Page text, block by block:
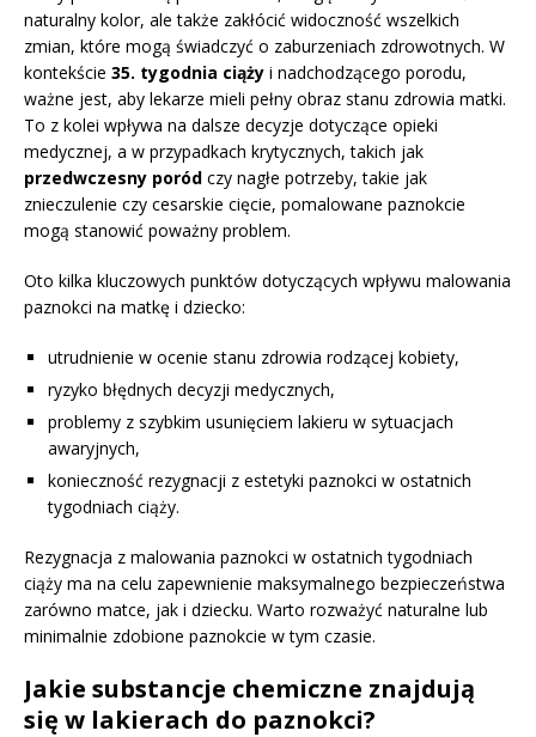
naturalny kolor, ale także zakłócić widoczność wszelkich
zmian, które mogą świadczyć o zaburzeniach zdrowotnych. W
kontekście 35. tygodnia ciąży i nadchodzącego porodu,
ważne jest, aby lekarze mieli pełny obraz stanu zdrowia matki.
To z kolei wpływa na dalsze decyzje dotyczące opieki
medycznej, a w przypadkach krytycznych, takich jak
przedwczesny poród czy nagłe potrzeby, takie jak
znieczulenie czy cesarskie cięcie, pomalowane paznokcie
mogą stanowić poważny problem.
Oto kilka kluczowych punktów dotyczących wpływu malowania
paznokci na matkę i dziecko:
utrudnienie w ocenie stanu zdrowia rodzącej kobiety,
ryzyko błędnych decyzji medycznych,
problemy z szybkim usunięciem lakieru w sytuacjach
awaryjnych,
konieczność rezygnacji z estetyki paznokci w ostatnich
tygodniach ciąży.
Rezygnacja z malowania paznokci w ostatnich tygodniach
ciąży ma na celu zapewnienie maksymalnego bezpieczeństwa
zarówno matce, jak i dziecku. Warto rozważyć naturalne lub
minimalnie zdobione paznokcie w tym czasie.
Jakie substancje chemiczne znajdują
się w lakierach do paznokci?